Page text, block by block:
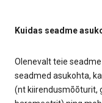
Kuidas seadme
Olenevalt teie
seadmed asukohta,
(nt kiirendusmõõturit,